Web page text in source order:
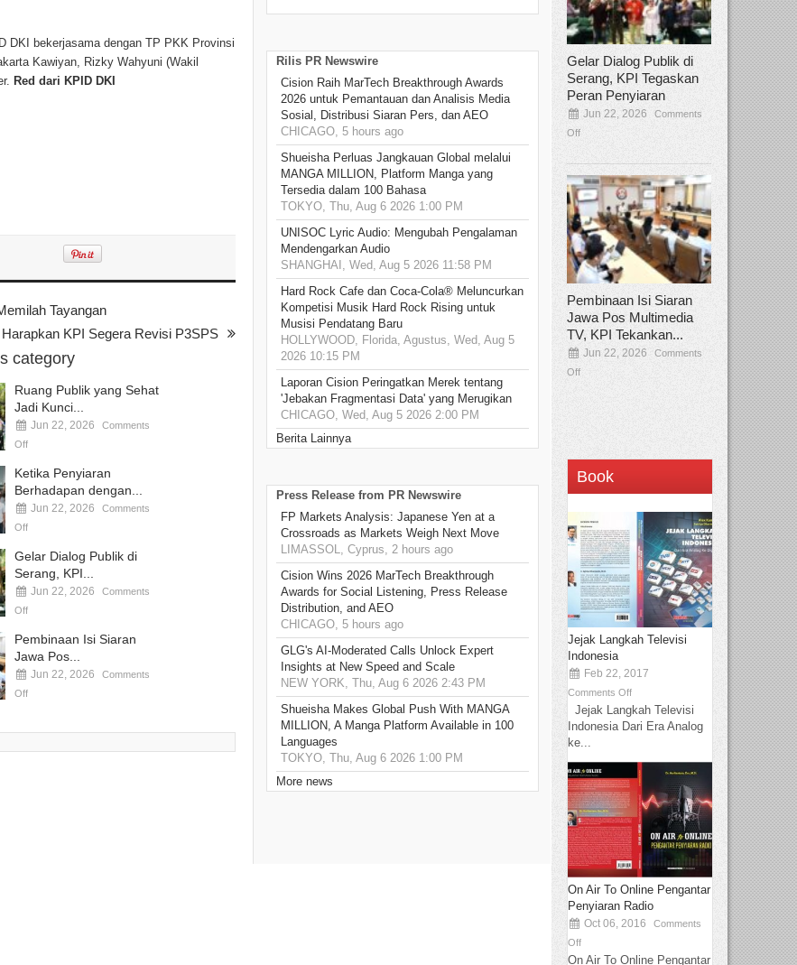
DKI bekerjasama dengan TP PKK Provinsi
Kawiyan, Rizky Wahyuni (Wakil
Red dari KPID DKI
Tayangan
KPI Segera Revisi P3SPS
category
Ruang Publik yang Sehat
Jadi Kunci...
Jun 22, 2026
Comments
Off
Ketika Penyiaran
Berhadapan dengan...
Jun 22, 2026
Comments
Off
Gelar Dialog Publik di
Serang, KPI...
Jun 22, 2026
Comments
Off
Pembinaan Isi Siaran
Jawa Pos...
Jun 22, 2026
Comments
Off
talenta...
Rilis PR Newswire
Cision Raih MarTech Breakthrough Awards
2026 untuk Pemantauan dan Analisis Media
Sosial, Distribusi Siaran Pers, dan AEO
CHICAGO, 5 hours ago
Shueisha Perluas Jangkauan Global melalui
MANGA MILLION, Platform Manga yang
Tersedia dalam 100 Bahasa
TOKYO, Thu, Aug 6 2026 1:00 PM
UNISOC Lyric Audio: Mengubah Pengalaman
Mendengarkan Audio
SHANGHAI, Wed, Aug 5 2026 11:58 PM
Hard Rock Cafe dan Coca-Cola® Meluncurkan
Kompetisi Musik Hard Rock Rising untuk
Musisi Pendatang Baru
HOLLYWOOD, Florida, Agustus, Wed, Aug 5
2026 10:15 PM
Laporan Cision Peringatkan Merek tentang
'Jebakan Fragmentasi Data' yang Merugikan
CHICAGO, Wed, Aug 5 2026 2:00 PM
Berita Lainnya
Press Release from PR Newswire
FP Markets Analysis: Japanese Yen at a
Crossroads as Markets Weigh Next Move
LIMASSOL, Cyprus, 2 hours ago
Cision Wins 2026 MarTech Breakthrough
Awards for Social Listening, Press Release
Distribution, and AEO
CHICAGO, 5 hours ago
GLG's AI-Moderated Calls Unlock Expert
Insights at New Speed and Scale
NEW YORK, Thu, Aug 6 2026 2:43 PM
Shueisha Makes Global Push With MANGA
MILLION, A Manga Platform Available in 100
Languages
TOKYO, Thu, Aug 6 2026 1:00 PM
More news
Gelar Dialog Publik di
Serang, KPI Tegaskan
Peran Penyiaran
Jun 22, 2026
Comments
Off
Pembinaan Isi Siaran
Jawa Pos Multimedia
TV, KPI Tekankan...
Jun 22, 2026
Comments
Off
Book
Jejak Langkah Televisi
Indonesia
Feb 22, 2017
Comments Off
Jejak Langkah Televisi
Indonesia Dari Era Analog
ke...
On Air To Online Pengantar
Penyiaran Radio
Oct 06, 2016
Comments
Off
On Air To Online Pengantar